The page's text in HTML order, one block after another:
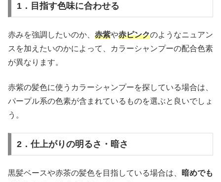
1．目指す色味に合わせる
赤みを強調したいのか、 赤紫や赤ピンクのようなニュアン
スを加えたいのかによって、カラーシャンプーの配合色素
が異なります。
赤紫の髪色に使うカラーシャンプーを探している場合は、
パープル系の色素が含まれているものを選ぶと良いでしょ
う。
2．仕上がりの明るさ・暗さ
黒髪ベースや赤茶の髪色を目指している場合は、 暗めでも